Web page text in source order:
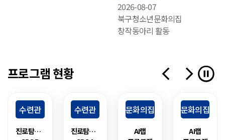
2026-08-07
북구청소년문화의집
창작동아리 활동
프로그램 현황
수련관
교육
진로탐험대
수련관
교육
진로탐험대
문화의집
교육-
AI랩
문화의집
교육-
AI랩